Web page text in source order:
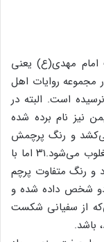
مهدی(ع) یعنی
مجموعه روایات اهل
است. البته در
نیز نام برده شده
و رنگ پرچمش
زرد است. او نیز با سفیانی درگیر و در نهایت مغلوب می‌شود.۳۱ اما با
و رنگ متفاوت پرچم
دو شخص داده شده و
از سفیانی شکست
باشد.